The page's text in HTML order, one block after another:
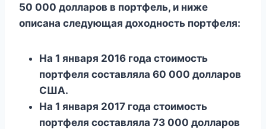
50 000 долларов в портфель, и ниже
описана следующая доходность портфеля:
На 1 января 2016 года стоимость
портфеля составляла 60 000 долларов
США.
На 1 января 2017 года стоимость
портфеля составляла 73 000 долларов